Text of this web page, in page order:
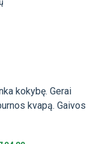
kokybę. Gerai
kvapą. Gaivos